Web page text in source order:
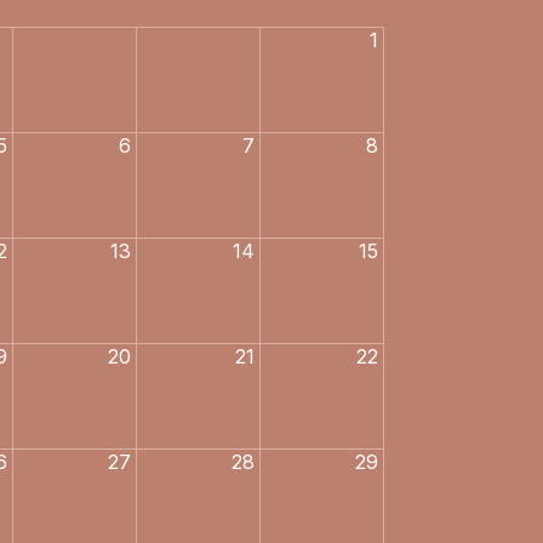
1
6 7 8
13 14 15
20 21 22
27 28 29